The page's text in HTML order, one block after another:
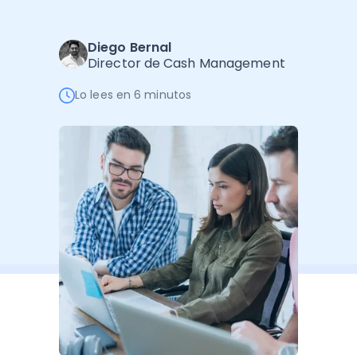
Administración Empresarial
Software Factura y Administración
Autores
Diego Bernal
Director de Cash Management
Lo lees en 6 minutos